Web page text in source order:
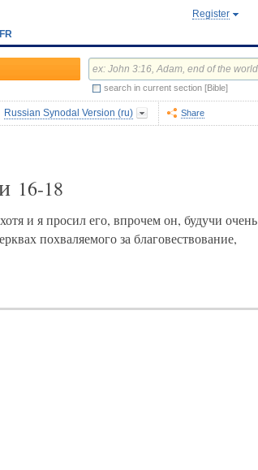
FR
Register
search in current section [Bible]
Russian Synodal Version (ru) Share
16-18
и я просил его, впрочем он, будучи очень
похваляемого за благовествование,